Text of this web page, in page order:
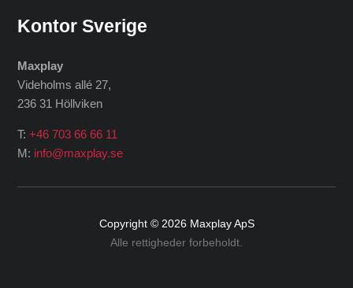
Kontor Sverige
Maxplay
Videholms allé 27,
236 31 Höllviken
T:+46 703 66 66 11
M: info@maxplay.se
Copyright © 2026 Maxplay ApS
Alle rettigheder forbeholdt.